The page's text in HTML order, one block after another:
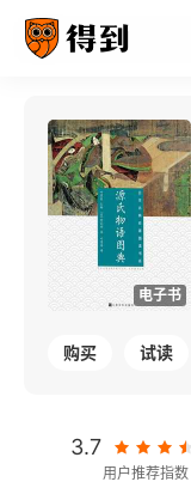
电子书
购买 试读
3.7
用户推荐指数